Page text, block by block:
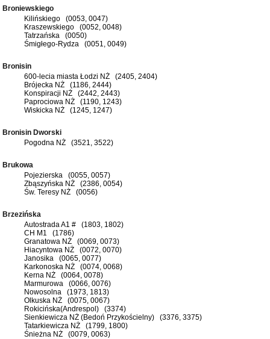
Broniewskiego
Kilińskiego (0053, 0047)
Kraszewskiego (0052, 0048)
Tatrzańska (0050)
Śmigłego-Rydza (0051, 0049)
Bronisin
600-lecia miasta Łodzi NŻ (2405, 2404)
Brójecka NŻ (1186, 2444)
Konspiracji NŻ (2442, 2443)
Paprociowa NŻ (1190, 1243)
Wiskicka NŻ (1245, 1247)
Bronisin Dworski
Pogodna NŻ (3521, 3522)
Brukowa
Pojezierska (0055, 0057)
Zbąszyńska NŻ (2386, 0054)
Św. Teresy NŻ (0056)
Brzezińska
Autostrada A1 # (1803, 1802)
CH M1 (1786)
Granatowa NŻ (0069, 0073)
Hiacyntowa NŻ (0072, 0070)
Janosika (0065, 0077)
Karkonoska NŻ (0074, 0068)
Kerna NŻ (0064, 0078)
Marmurowa (0066, 0076)
Nowosolna (1973, 1813)
Olkuska NŻ (0075, 0067)
Rokicińska(Andrespol) (3374)
Sienkiewicza NŻ (Bedoń Przykościelny) (3376, 3375)
Tatarkiewicza NŻ (1799, 1800)
Śnieżna NŻ (0079, 0063)